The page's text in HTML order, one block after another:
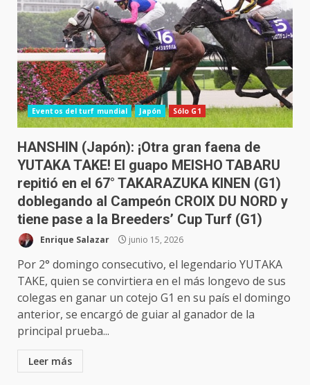
Eventos del turf mundial Japón Sólo G1
HANSHIN (Japón): ¡Otra gran faena de
YUTAKA TAKE! El guapo MEISHO TABARU
repitió en el 67° TAKARAZUKA KINEN (G1)
doblegando al Campeón CROIX DU NORD y
tiene pase a la Breeders’ Cup Turf (G1)
Enrique Salazar junio 15, 2026
Por 2° domingo consecutivo, el legendario YUTAKA
TAKE, quien se convirtiera en el más longevo de sus
colegas en ganar un cotejo G1 en su país el domingo
anterior, se encargó de guiar al ganador de la
principal prueba...
Leer más